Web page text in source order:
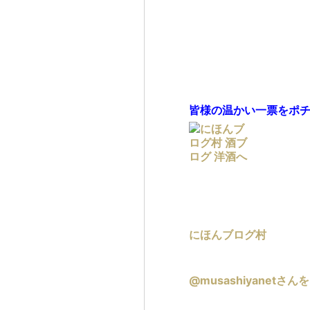
皆様の温かい一票をポ
にほんブログ村
@musashiyanetさん